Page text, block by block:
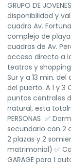
GRUPO DE
disponibilidad y
cuadra Av.
complejo de
cuadras de Av.
acceso directo a
teatros y
Sur y a 13 min.
del puerto. A 1 y 3
puntos centrales
natural, esta
PERSONAS ✅
secundario con 2
2 plazas y 2
matrimonial) ✅
GARAGE para 1